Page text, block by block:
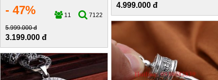
4.999.000 đ
- 47% 11
7122
5.999.000 đ
3.199.000 đ